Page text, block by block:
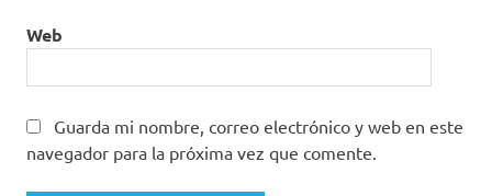
Web
Guarda mi nombre, correo electrónico y web en este
navegador para la próxima vez que comente.